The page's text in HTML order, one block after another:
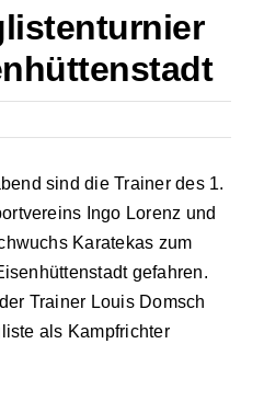
sind die Trainer des 1.
Ingo Lorenz und
Karatekas zum
gefahren.
Trainer Louis Domsch
als Kampfrichter